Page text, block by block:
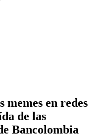
memes en redes
de las
Bancolombia